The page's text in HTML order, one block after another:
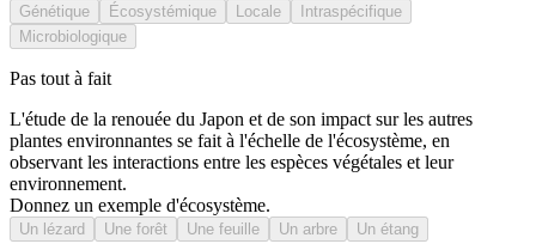
Génétique Écosystémique Locale
Intraspécifique
Microbiologique
Pas tout à fait
L'étude de la renouée du Japon et de son impact sur les autres
plantes environnantes se fait à l'échelle de l'écosystème, en
observant les interactions entre les espèces végétales et leur
environnement.
Donnez un exemple d'écosystème.
Un lézard Une forêt Une feuille Un arbre Un étang